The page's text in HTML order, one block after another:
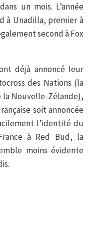
un mois. L’année
à Unadilla, premier à
second à Fox
déjà annoncé leur
des Nations (la
la Nouvelle-Zélande),
soit annoncée
l’identité du
à Red Bud, la
moins évidente